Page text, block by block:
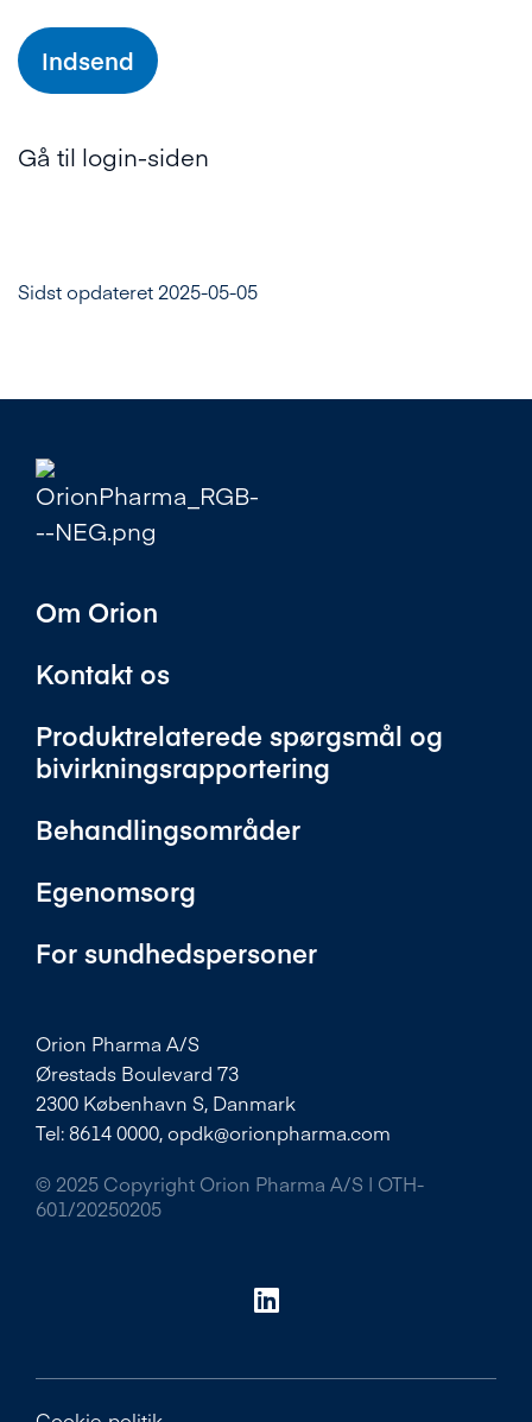
Gå til login-siden
Sidst opdateret 2025-05-05
Om Orion
Kontakt os
Produktrelaterede spørgsmål og
bivirkningsrapportering
Behandlingsområder
Egenomsorg
For sundhedspersoner
Orion Pharma A/S
Ørestads Boulevard 73
2300 København S, Danmark
Tel: 8614 0000,opdk@orionpharma.com
© 2025 Copyright Orion Pharma A/S | OTH-
601/20250205